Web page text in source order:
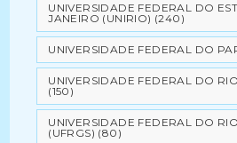
UNIVERSIDADE FEDERAL DO
JANEIRO (UNIRIO) (240)
UNIVERSIDADE FEDERAL DO
UNIVERSIDADE FEDERAL DO
(150)
UNIVERSIDADE FEDERAL DO
(UFRGS) (80)